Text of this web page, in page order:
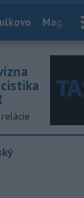
Magazín